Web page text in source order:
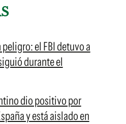
el FBI detuvo a
durante el
dio positivo por
y está aislado en